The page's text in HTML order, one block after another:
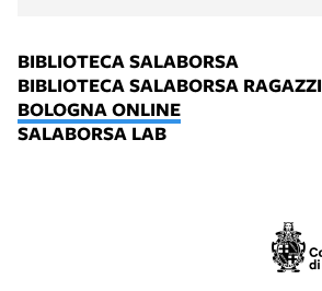
BIBLIOTECA SALABORSA
BIBLIOTECA SALABORSA RAGAZZI
BOLOGNA ONLINE
SALABORSA LAB